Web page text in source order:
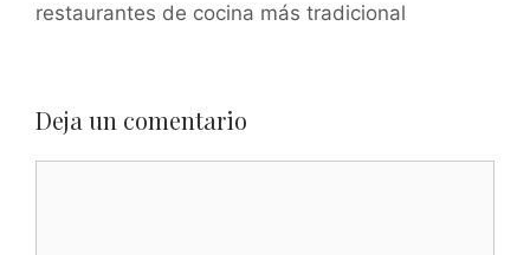
restaurantes de cocina más tradicional
Deja un comentario